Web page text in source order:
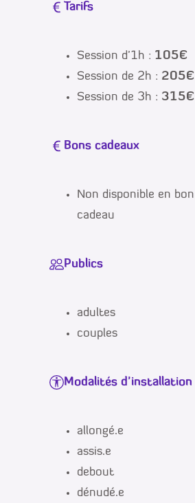
Tarifs
Session d’1h : 105€
Session de 2h : 205€
Session de 3h : 315€
Bons cadeaux
Non disponible en bon
cadeau
Publics
adultes
couples
Modalités d’installation
allongé.e
assis.e
debout
dénudé.e